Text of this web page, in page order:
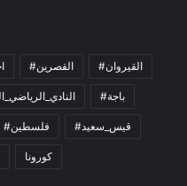
#القصرين #القيروان
#باجة
#فلسطين #قيس_سعيد
كورونا